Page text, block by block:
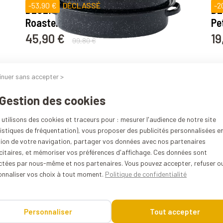
-53,90 € DÉCLASSÉ
DÉCLASSÉ Pack 2x Cocottes
Roaster - Moyen format
Prix
45,90 € Prix de base
99,80 €
-
Prix
GRANITEWARE
Grand format
Prix
35,90 € Prix de base
59,90 € Prix
-99,80 € DÉCLASSÉ
25avis
GRANITEWARE
Pack 3x Cocottes Roaster -
Prix
49,90 € Prix de base
sans accepter >
des cookies
utilisons des cookies et traceurs pour : mesurer l'audience de notre site
de fréquentation), vous proposer des publicités personnalisées en
de votre navigation, partager vos données avec nos partenaires
et mémoriser vos préférences d'affichage. Ces données sont
par nous-même et nos partenaires. Vous pouvez accepter, refuser
vos choix à tout moment. Politique de confidentialité
Personnaliser Tout accepter